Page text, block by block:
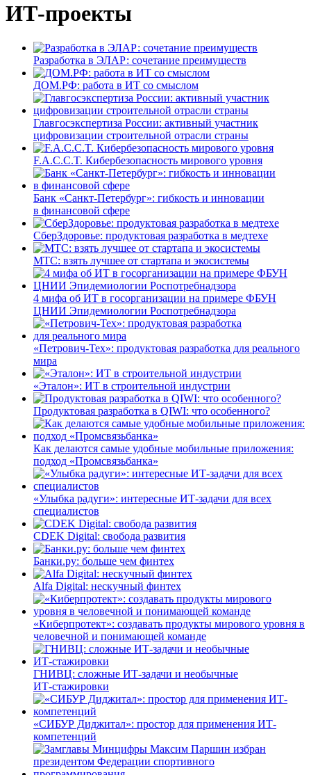
ИТ-проекты
Разработка в ЭЛАР: сочетание преимуществ
ДОМ.РФ: работа в ИТ со смыслом
Главгосэкспертиза России: активный участник
цифровизации строительной отрасли страны
F.A.C.C.T. Кибербезопасность мирового уровня
Банк «Санкт-Петербург»: гибкость и инновации
в финансовой сфере
СберЗдоровье: продуктовая разработка в медтехе
МТС: взять лучшее от стартапа и экосистемы
4 мифа об ИТ в госорганизации на примере ФБУН
ЦНИИ Эпидемиологии Роспотребнадзора
«Петрович-Тех»: продуктовая разработка для реального
мира
«Эталон»: ИТ в строительной индустрии
Продуктовая разработка в QIWI: что особенного?
Как делаются самые удобные мобильные приложения:
подход «Промсвязьбанка»
«Улыбка радуги»: интересные ИТ-задачи для всех
специалистов
CDEK Digital: свобода развития
Банки.ру: больше чем финтех
Alfa Digital: нескучный финтех
«Киберпротект»: создавать продукты мирового уровня в
человечной и понимающей команде
ГНИВЦ: сложные ИТ‑задачи и необычные
ИТ‑стажировки
«СИБУР Диджитал»: простор для применения ИТ-
компетенций